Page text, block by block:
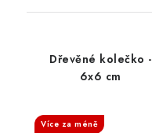
Dřevěné kolečko -
6x6 cm
Více za méně